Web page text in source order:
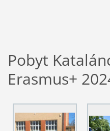
Pobyt
Erasmus+